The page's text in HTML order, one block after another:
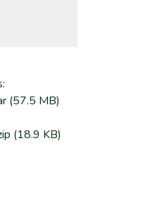
:
(57.5 MB)
(18.9 KB)